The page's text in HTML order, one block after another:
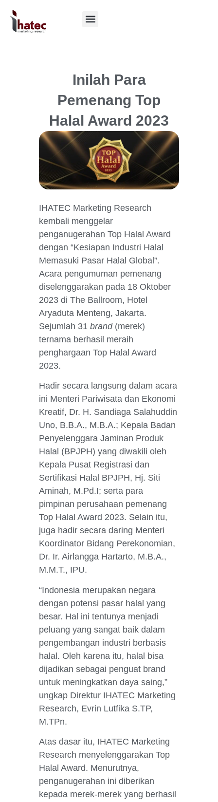
Inilah Para
Pemenang Top
Halal Award 2023
IHATEC Marketing Research
kembali menggelar
penganugerahan Top Halal Award
dengan “Kesiapan Industri Halal
Memasuki Pasar Halal Global”.
Acara pengumuman pemenang
diselenggarakan pada 18 Oktober
2023 di The Ballroom, Hotel
Aryaduta Menteng, Jakarta.
Sejumlah 31 brand(merek)
ternama berhasil meraih
penghargaan Top Halal Award
2023.
Hadir secara langsung dalam acara
ini Menteri Pariwisata dan Ekonomi
Kreatif, Dr. H. Sandiaga Salahuddin
Uno, B.B.A., M.B.A.; Kepala Badan
Penyelenggara Jaminan Produk
Halal (BPJPH) yang diwakili oleh
Kepala Pusat Registrasi dan
Sertifikasi Halal BPJPH, Hj. Siti
Aminah, M.Pd.I; serta para
pimpinan perusahaan pemenang
Top Halal Award 2023. Selain itu,
juga hadir secara daring Menteri
Koordinator Bidang Perekonomian,
Dr. Ir. Airlangga Hartarto, M.B.A.,
M.M.T., IPU.
“Indonesia merupakan negara
dengan potensi pasar halal yang
besar. Hal ini tentunya menjadi
peluang yang sangat baik dalam
pengembangan industri berbasis
halal. Oleh karena itu, halal bisa
dijadikan sebagai penguat brand
untuk meningkatkan daya saing,”
ungkap Direktur IHATEC Marketing
Research, Evrin Lutfika S.TP,
M.TPn.
Atas dasar itu, IHATEC Marketing
Research menyelenggarakan Top
Halal Award. Menurutnya,
penganugerahan ini diberikan
kepada merek-merek yang berhasil